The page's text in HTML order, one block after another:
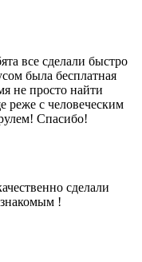
все сделали быстро
была бесплатная
не просто найти
реже с человеческим
Спасибо!
сделали
!